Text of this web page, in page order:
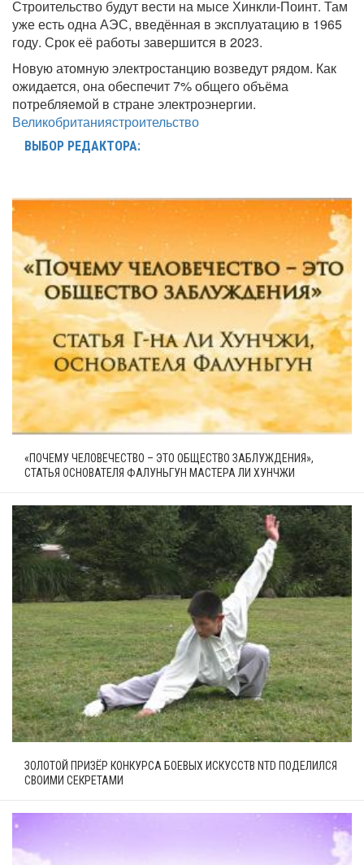
Строительство будут вести на мысе Хинкли-Поинт. Там
уже есть одна АЭС, введённая в эксплуатацию в 1965
году. Срок её работы завершится в 2023.
Новую атомную электростанцию возведут рядом. Как
ожидается, она обеспечит 7% общего объёма
потребляемой в стране электроэнергии.
Великобританиястроительство
ВЫБОР РЕДАКТОРА:
«ПОЧЕМУ ЧЕЛОВЕЧЕСТВО – ЭТО ОБЩЕСТВО ЗАБЛУЖДЕНИЯ»,
СТАТЬЯ ОСНОВАТЕЛЯ ФАЛУНЬГУН МАСТЕРА ЛИ ХУНЧЖИ
ЗОЛОТОЙ ПРИЗЁР КОНКУРСА БОЕВЫХ ИСКУССТВ NTD ПОДЕЛИЛСЯ
СВОИМИ СЕКРЕТАМИ